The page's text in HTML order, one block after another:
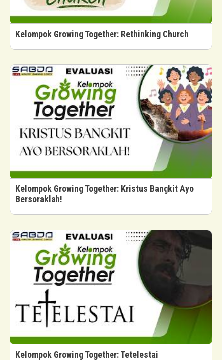
Kelompok Growing Together: Rethinking Church
Kelompok Growing Together: Kristus Bangkit Ayo
Bersoraklah!
Kelompok Growing Together: Tetelestai